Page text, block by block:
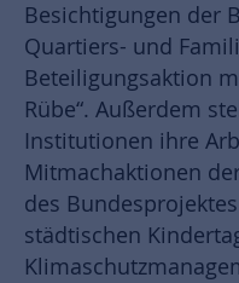
Besichtigungen der
Quartiers- und
Beteiligungsaktion
Rübe“. Außerdem
Institutionen ihre
Mitmachaktionen
des
städtischen